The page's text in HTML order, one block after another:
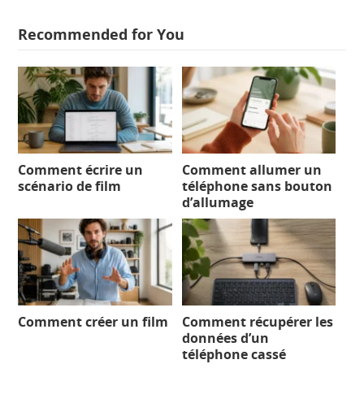
Recommended for You
Comment écrire un
scénario de film
Comment allumer un
téléphone sans bouton
d’allumage
Comment créer un film
Comment récupérer les
données d’un
téléphone cassé